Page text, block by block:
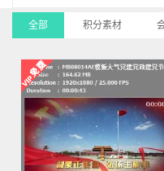
AE模板 EDUIS模
游戏cg动画
手机模板 C4D模板
影子默剧 透明通道
全部 积分素材